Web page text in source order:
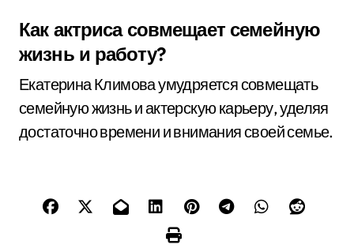
Как актриса совмещает семейную
жизнь и работу?
Екатерина Климова умудряется совмещать
семейную жизнь и актерскую карьеру, уделяя
достаточно времени и внимания своей семье.